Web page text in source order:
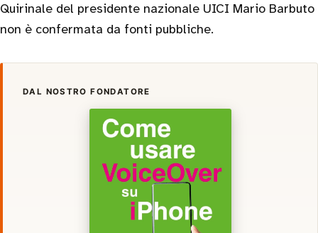
Quirinale del presidente nazionale UICI Mario Barbuto
non è confermata da fonti pubbliche.
DAL NOSTRO FONDATORE